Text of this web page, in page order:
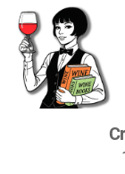
Condizioni